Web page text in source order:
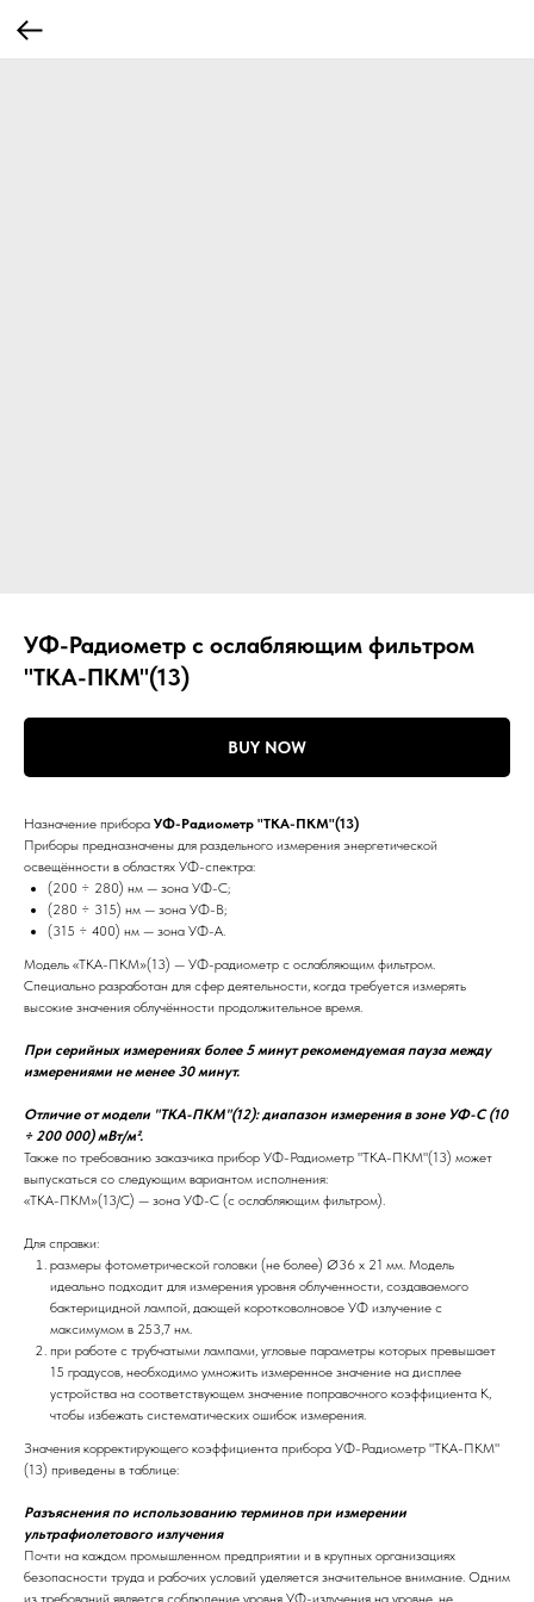
УФ-Радиометр с ослабляющим фильтром
"ТКА-ПКМ"(13)
BUY NOW
Назначение прибора УФ-Радиометр "ТКА-ПКМ"(13)
Приборы предназначены для раздельного измерения энергетической
освещённости в областях УФ-спектра:
(200 ÷ 280) нм — зона УФ-С;
(280 ÷ 315) нм — зона УФ-В;
(315 ÷ 400) нм — зона УФ-А.
Модель «ТКА-ПКМ»(13) — УФ-радиометр с ослабляющим фильтром.
Специально разработан для сфер деятельности, когда требуется измерять
высокие значения облучённости продолжительное время.
При серийных измерениях более 5 минут рекомендуемая пауза между
измерениями не менее 30 минут.
Отличие от модели "ТКА-ПКМ"(12): диапазон измерения в зоне УФ-С (10
÷ 200 000) мВт/м².
Также по требованию заказчика прибор УФ-Радиометр "ТКА-ПКМ"(13) может
выпускаться со следующим вариантом исполнения:
«ТКА-ПКМ»(13/С) — зона УФ-С (с ослабляющим фильтром).
Для справки:
размеры фотометрической головки (не более) Ø36 х 21 мм. Модель
идеально подходит для измерения уровня облученности, создаваемого
бактерицидной лампой, дающей коротковолновое УФ излучение с
максимумом в 253,7 нм.
при работе с трубчатыми лампами, угловые параметры которых превышает
15 градусов, необходимо умножить измеренное значение на дисплее
устройства на соответствующем значение поправочного коэффициента К,
чтобы избежать систематических ошибок измерения.
Значения корректирующего коэффициента прибора УФ-Радиометр "ТКА-ПКМ"
(13) приведены в таблице:
Разъяснения по использованию терминов при измерении
ультрафиолетового излучения
Почти на каждом промышленном предприятии и в крупных организациях
безопасности труда и рабочих условий уделяется значительное внимание. Одним
из требований является соблюдение уровня УФ-излучения на уровне, не